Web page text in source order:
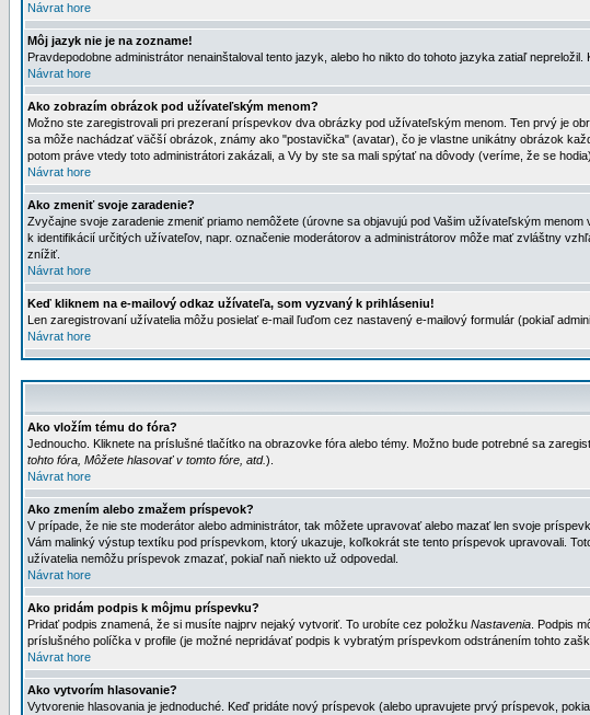
Návrat hore
Môj jazyk nie je na zozname!
Pravdepodobne administrátor nenainštaloval tento jazyk, alebo ho nikto do tohoto jazyka zatiaľ
Návrat hore
Ako zobrazím obrázok pod užívateľským menom?
Možno ste zaregistrovali pri prezeraní príspevkov dva obrázky pod užívateľským menom. Ten prvý je
sa môže nachádzať väčší obrázok, známy ako "postavička" (avatar), čo je vlastne unikátny obrázok
potom práve vtedy toto administrátori zakázali, a Vy by ste sa mali spýtať na dôvody (veríme, že se hodia).
Návrat hore
Ako zmeniť svoje zaradenie?
Zvyčajne svoje zaradenie zmeniť priamo nemôžete (úrovne sa objavujú pod Vašim užívateľským
k identifikácií určitých užívateľov, napr. označenie moderátorov a administrátorov môže mať zvláštny
znížiť.
Návrat hore
Keď kliknem na e-mailový odkaz užívateľa, som vyzvaný k prihláseniu!
Len zaregistrovaní užívatelia môžu posielať e-mail ľuďom cez nastavený e-mailový formulár (pokiaľ
Návrat hore
Ako vložím tému do fóra?
Jednoucho. Kliknete na príslušné tlačítko na obrazovke fóra alebo témy. Možno bude potrebné sa
tohto fóra, Môžete hlasovať v tomto fóre, atd.).
Návrat hore
Ako zmením alebo zmažem príspevok?
V prípade, že nie ste moderátor alebo administrátor, tak môžete upravovať alebo mazať len svoje
Vám malinký výstup textíku pod príspevkom, ktorý ukazuje, koľkokrát ste tento príspevok upravovali.
užívatelia nemôžu príspevok zmazať, pokiaľ naň niekto už odpovedal.
Návrat hore
Ako pridám podpis k môjmu príspevku?
Pridať podpis znamená, že si musíte najprv nejaký vytvoriť. To urobíte cez položku Nastavenia . Podpis
príslušného políčka v profile (je možné nepridávať podpis k vybratým príspevkom odstránením tohto
Návrat hore
Ako vytvorím hlasovanie?
Vytvorenie hlasovania je jednoduché. Keď pridáte nový príspevok (alebo upravujete prvý príspevok,